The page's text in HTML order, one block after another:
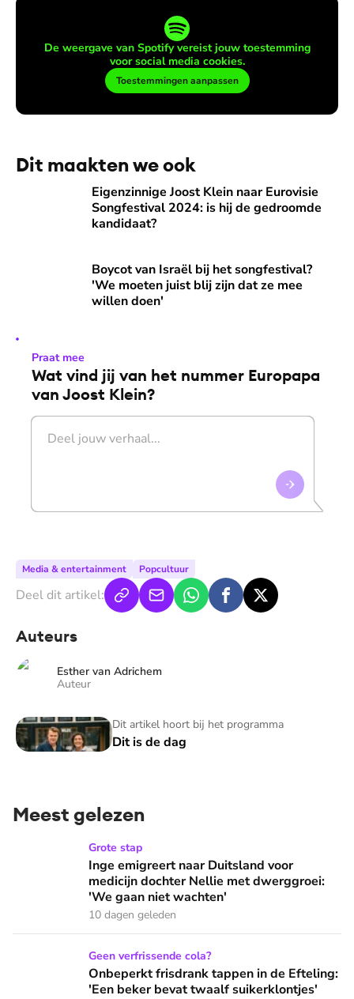
De weergave van Spotify vereist jouw toestemming
voor social media cookies.
Toestemmingen aanpassen
Dit maakten we ook
Eigenzinnige Joost Klein naar Eurovisie
Songfestival 2024: is hij de gedroomde
kandidaat?
Eigenzinnige Joost Klein naar Eurovisie Songfestival
Boycot van Israël bij het songfestival?
'We moeten juist blij zijn dat ze mee
willen doen'
Boycot van Israël bij het songfestival? 'We moeten juist
Praat mee
Wat vind jij van het nummer Europapa
van Joost Klein?
Media & entertainment Popcultuur
Deel dit artikel:
Auteurs
Esther van Adrichem
Auteur
Dit artikel hoort bij het programma
Dit is de dag
Dit is de dag
Meest gelezen
Inge emigreert naar Duitsland voor medicijn dochter
Grote stap
Inge emigreert naar Duitsland voor
medicijn dochter Nellie met dwerggroei:
'We gaan niet wachten'
10 dagen geleden
Onbeperkt frisdrank tappen in de Efteling: 'Een beker
Geen verfrissende cola?
Onbeperkt frisdrank tappen in de Efteling:
'Een beker bevat twaalf suikerklontjes'